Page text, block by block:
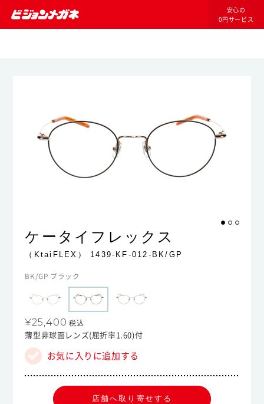
安心の
0円サービス
ケータイフレックス
（KtaiFLEX） 1439-KF-012-BK/GP
BK/GP ブラック
¥25,400 税込
薄型非球面レンズ(屈折率1.60)付
お気に入りに追加する
店舗へ取り寄せする